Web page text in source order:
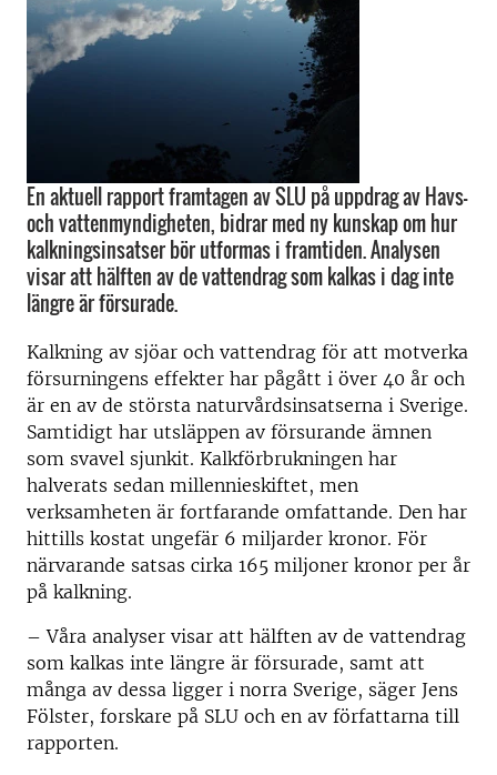
En aktuell rapport framtagen av SLU på uppdrag av Havs-
och vattenmyndigheten, bidrar med ny kunskap om hur
kalkningsinsatser bör utformas i framtiden. Analysen
visar att hälften av de vattendrag som kalkas i dag inte
längre är försurade.
Kalkning av sjöar och vattendrag för att motverka
försurningens effekter har pågått i över 40 år och
är en av de största naturvårdsinsatserna i Sverige.
Samtidigt har utsläppen av försurande ämnen
som svavel sjunkit. Kalkförbrukningen har
halverats sedan millennieskiftet, men
verksamheten är fortfarande omfattande. Den har
hittills kostat ungefär 6 miljarder kronor. För
närvarande satsas cirka 165 miljoner kronor per år
på kalkning.
– Våra analyser visar att hälften av de vattendrag
som kalkas inte längre är försurade, samt att
många av dessa ligger i norra Sverige, säger Jens
Fölster, forskare på SLU och en av författarna till
rapporten.